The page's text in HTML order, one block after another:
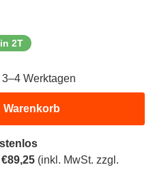
2T
Werktagen
Warenkorb
€89,25 (inkl. MwSt. zzgl.